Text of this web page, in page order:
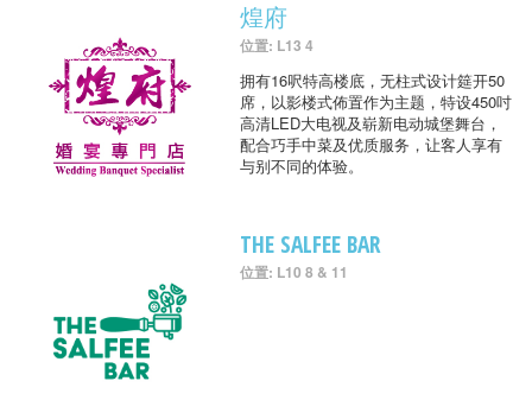
煌府
位置: L13 4
拥有16呎特高楼底，无柱式设计筵开50
席，以影楼式佈置作为主题，特设450吋
高清LED大电视及崭新电动城堡舞台，
配合巧手中菜及优质服务，让客人享有
与别不同的体验。
THE SALFEE BAR
位置: L10 8 & 11